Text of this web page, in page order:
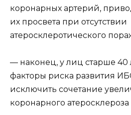
коронарных артерий,
их просвета при отсутствии
атеросклеротического
— наконец, у лиц старше
факторы риска развития
исключить сочетание
коронарного атеросклероза